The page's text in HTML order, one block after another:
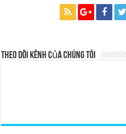
Theo dõi kênh của chúng tôi